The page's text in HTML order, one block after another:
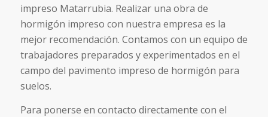
impreso Matarrubia. Realizar una obra de
hormigón impreso con nuestra empresa es la
mejor recomendación. Contamos con un equipo de
trabajadores preparados y experimentados en el
campo del pavimento impreso de hormigón para
suelos.
Para ponerse en contacto directamente con el